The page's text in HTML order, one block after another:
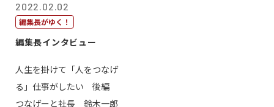
2022.02.02
編集長がゆく！
編集長インタビュー
人生を掛けて「人をつなげ
る」仕事がしたい 後編
つなげーと社長 鈴木一郎